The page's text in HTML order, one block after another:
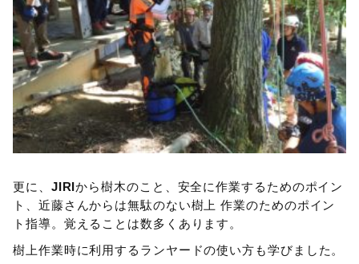
更に、 JIRIから樹木のこと、安全に作業するためのポイン
ト、近藤さんからは無駄のない樹上 作業のためのポイン
ト指導。覚えることは数多くあります。
樹上作業時に利用するランヤードの使い方も学びました。